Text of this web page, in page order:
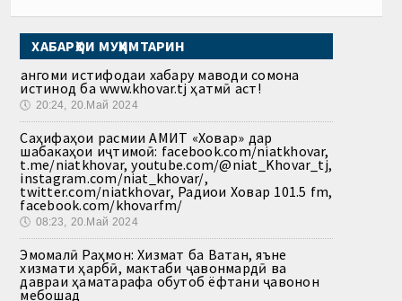
ХАБАРҲОИ МУҲИМТАРИН
Ҳангоми истифодаи хабару маводи сомона
истинод ба www.khovar.tj ҳатмӣ аст!
🕔 20:24, 20.Май 2024
Саҳифаҳои расмии АМИТ «Ховар» дар
шабакаҳои иҷтимоӣ: facebook.com/niatkhovar,
t.me/niatkhovar, youtube.com/@niat_Khovar_tj,
instagram.com/niat_khovar/,
twitter.com/niatkhovar, Радиои Ховар 101.5 fm,
facebook.com/khovarfm/
🕔 08:23, 20.Май 2024
Эмомалӣ Раҳмон: Хизмат ба Ватан, яъне
хизмати ҳарбӣ, мактаби ҷавонмардӣ ва
давраи ҳаматарафа обутоб ёфтани ҷавонон
мебошад